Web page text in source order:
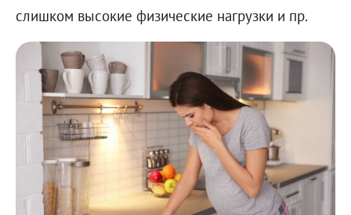
слишком высокие физические нагрузки и пр.